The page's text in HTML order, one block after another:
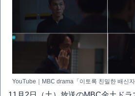
YouTube｜MBC drama「이토록 친밀한 배신